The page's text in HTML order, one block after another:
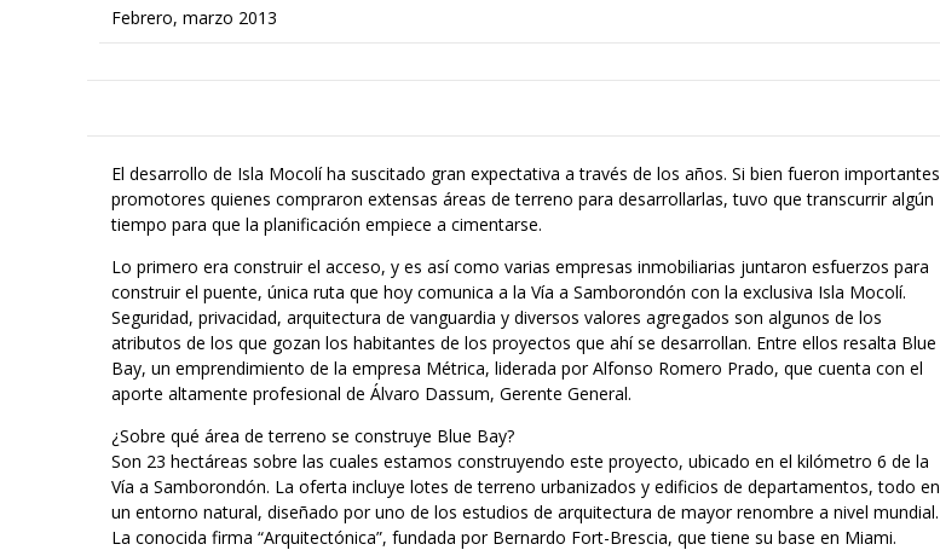
Febrero, marzo 2013
El desarrollo de Isla Mocolí ha suscitado gran expectativa a través de los años. Si bien fueron importantes
promotores quienes compraron extensas áreas de terreno para desarrollarlas, tuvo que transcurrir algún
tiempo para que la planificación empiece a cimentarse.
Lo primero era construir el acceso, y es así como varias empresas inmobiliarias juntaron esfuerzos para
construir el puente, única ruta que hoy comunica a la Vía a Samborondón con la exclusiva Isla Mocolí.
Seguridad, privacidad, arquitectura de vanguardia y diversos valores agregados son algunos de los
atributos de los que gozan los habitantes de los proyectos que ahí se desarrollan. Entre ellos resalta Blue
Bay, un emprendimiento de la empresa Métrica, liderada por Alfonso Romero Prado, que cuenta con el
aporte altamente profesional de Álvaro Dassum, Gerente General.
¿Sobre qué área de terreno se construye Blue Bay?
Son 23 hectáreas sobre las cuales estamos construyendo este proyecto, ubicado en el kilómetro 6 de la
Vía a Samborondón. La oferta incluye lotes de terreno urbanizados y edificios de departamentos, todo en
un entorno natural, diseñado por uno de los estudios de arquitectura de mayor renombre a nivel mundial.
La conocida firma “Arquitectónica”, fundada por Bernardo Fort-Brescia, que tiene su base en Miami.